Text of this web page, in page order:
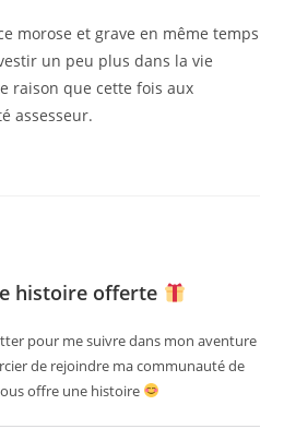
morose et grave en même temps
un peu plus dans la vie
raison que cette fois aux
assesseur.
histoire offerte
pour me suivre dans mon aventure
de rejoindre ma communauté de
offre une histoire